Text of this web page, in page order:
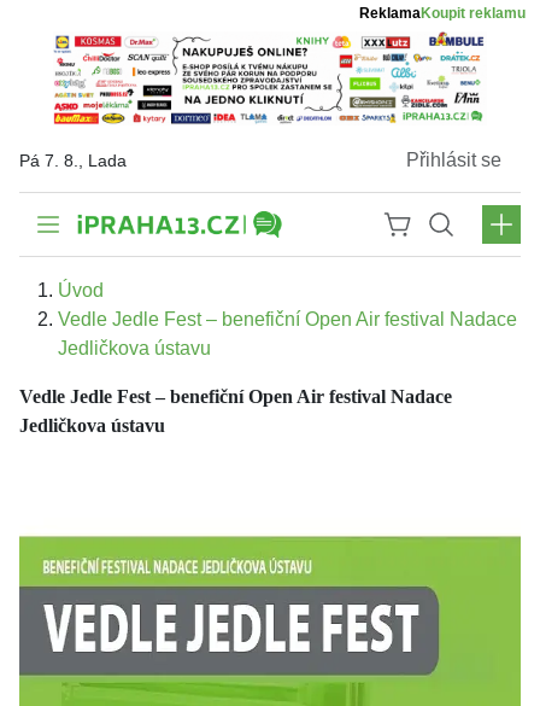
ReklamaKoupit reklamu
Pá 7. 8., Lada Přihlásit se
Úvod
Vedle Jedle Fest – benefiční Open Air festival Nadace
Jedličkova ústavu
Vedle Jedle Fest – benefiční Open Air festival Nadace
Jedličkova ústavu